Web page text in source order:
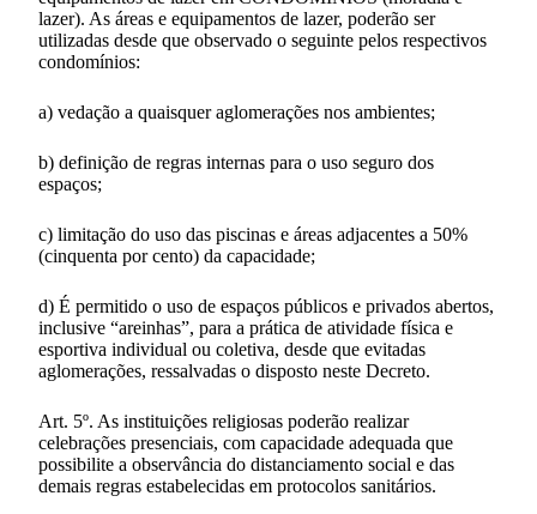
lazer). As áreas e equipamentos de lazer, poderão ser
utilizadas desde que observado o seguinte pelos respectivos
condomínios:
a) vedação a quaisquer aglomerações nos ambientes;
b) definição de regras internas para o uso seguro dos
espaços;
c) limitação do uso das piscinas e áreas adjacentes a 50%
(cinquenta por cento) da capacidade;
d) É permitido o uso de espaços públicos e privados abertos,
inclusive “areinhas”, para a prática de atividade física e
esportiva individual ou coletiva, desde que evitadas
aglomerações, ressalvadas o disposto neste Decreto.
Art. 5º. As instituições religiosas poderão realizar
celebrações presenciais, com capacidade adequada que
possibilite a observância do distanciamento social e das
demais regras estabelecidas em protocolos sanitários.